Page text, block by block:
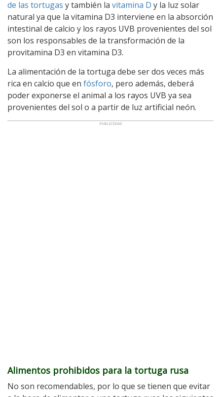
de las tortugas y también la vitamina D y la luz solar
natural ya que la vitamina D3 interviene en la absorción
intestinal de calcio y los rayos UVB provenientes del sol
son los responsables de la transformación de la
provitamina D3 en vitamina D3.
La alimentación de la tortuga debe ser dos veces más
rica en calcio que en fósforo, pero además, deberá
poder exponerse el animal a los rayos UVB ya sea
provenientes del sol o a partir de luz artificial neón.
Alimentos prohibidos para la tortuga rusa
No son recomendables, por lo que se tienen que evitar